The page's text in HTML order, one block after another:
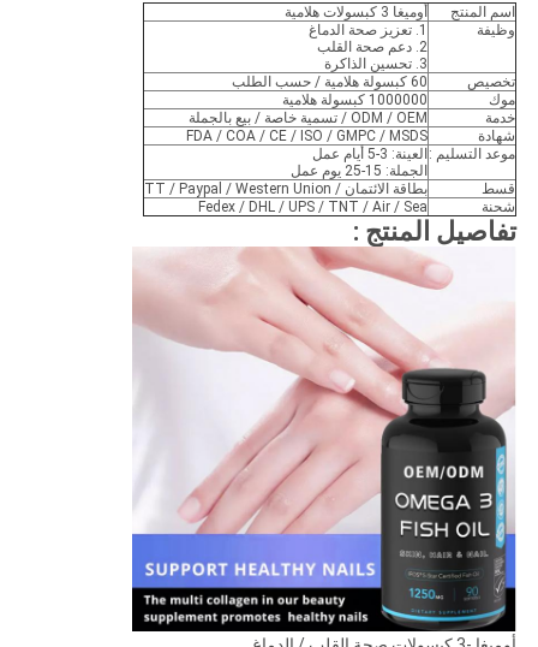
اسم المنتج
أوميغا 3 كبسولات هلامية
وظيفة
1. تعزيز صحة الدماغ
2. دعم صحة القلب
3. تحسين الذاكرة
تخصيص
60 كبسولة هلامية / حسب الطلب
موك
1000000 كبسولة هلامية
خدمة
ODM / OEM / تسمية خاصة / بيع بالجملة
شهادة
FDA / COA / CE / ISO / GMPC / MSDS
موعد التسليم : العينة: 3-5 أيام عمل
الجملة: 15-25 يوم عمل
قسط
بطاقة الائتمان / TT / Paypal / Western Union
شحنة
Fedex / DHL / UPS / TNT / Air / Sea
تفاصيل المنتج :